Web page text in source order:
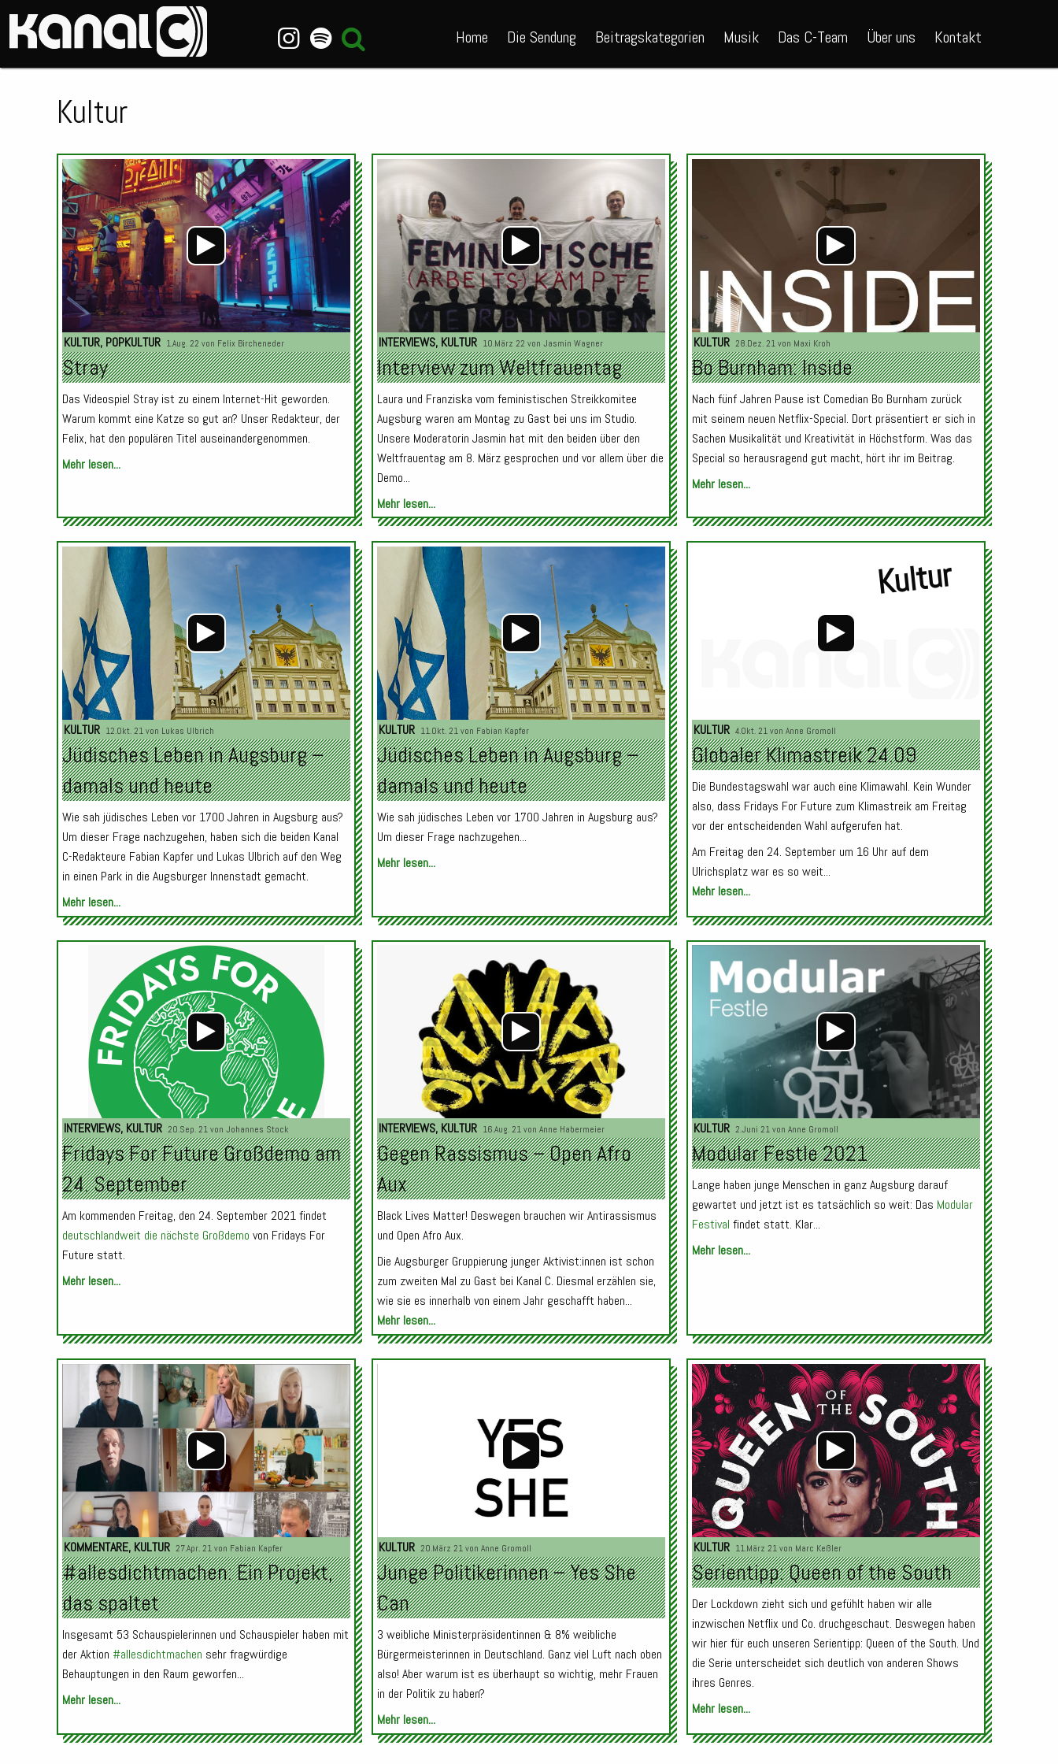
Home Die Sendung Beitragskategorien Musik Das C-Team Über uns Kontakt
Kultur
Audio-
Player
KULTUR, POPKULTUR 1.Aug. 22 von Felix Bircheneder
Stray
Das Videospiel Stray ist zu einem Internet-Hit geworden.
Warum kommt eine Katze so gut an? Unser Redakteur, der
Felix, hat den populären Titel auseinandergenommen.
Mehr lesen...
Audio-
Player
INTERVIEWS, KULTUR 10.März 22 von Jasmin Wagner
Interview zum Weltfrauentag
Laura und Franziska vom feministischen Streikkomitee
Augsburg waren am Montag zu Gast bei uns im Studio.
Unsere Moderatorin Jasmin hat mit den beiden über den
Weltfrauentag am 8. März gesprochen und vor allem über die
Demo...
Mehr lesen...
Audio-
Player
KULTUR 28.Dez. 21 von Maxi Kroh
Bo Burnham: Inside
Nach fünf Jahren Pause ist Comedian Bo Burnham zurück
mit seinem neuen Netflix-Special. Dort präsentiert er sich in
Sachen Musikalität und Kreativität in Höchstform. Was das
Special so herausragend gut macht, hört ihr im Beitrag.
Mehr lesen...
Audio-
Player
KULTUR 12.Okt. 21 von Lukas Ulbrich
Jüdisches Leben in Augsburg –
damals und heute
Wie sah jüdisches Leben vor 1700 Jahren in Augsburg aus?
Um dieser Frage nachzugehen, haben sich die beiden Kanal
C-Redakteure Fabian Kapfer und Lukas Ulbrich auf den Weg
in einen Park in die Augsburger Innenstadt gemacht.
Mehr lesen...
Audio-
Player
KULTUR 11.Okt. 21 von Fabian Kapfer
Jüdisches Leben in Augsburg –
damals und heute
Wie sah jüdisches Leben vor 1700 Jahren in Augsburg aus?
Um dieser Frage nachzugehen...
Mehr lesen...
Kultur
Player
KULTUR 4.Okt. 21 von Anne Gromoll
Globaler Klimastreik 24.09
Die Bundestagswahl war auch eine Klimawahl. Kein Wunder
also, dass Fridays For Future zum Klimastreik am Freitag
vor der entscheidenden Wahl aufgerufen hat.
Am Freitag den 24. September um 16 Uhr auf dem
Ulrichsplatz war es so weit...
Mehr lesen...
INTERVIEWS, KULTUR 20.Sep. 21 von Johannes Stock
Fridays For Future Großdemo am
24. September
Am kommenden Freitag, den 24. September 2021 findet
deutschlandweit die nächste Großdemo von Fridays For
Future statt.
Mehr lesen...
Audio-
Player
INTERVIEWS, KULTUR 16.Aug. 21 von Anne Habermeier
Gegen Rassismus – Open Afro
Aux
Black Lives Matter! Deswegen brauchen wir Antirassismus
und Open Afro Aux.
Die Augsburger Gruppierung junger Aktivist:innen ist schon
zum zweiten Mal zu Gast bei Kanal C. Diesmal erzählen sie,
wie sie es innerhalb von einem Jahr geschafft haben...
Mehr lesen...
Audio-
Player
KULTUR 2.Juni 21 von Anne Gromoll
Modular Festle 2021
Lange haben junge Menschen in ganz Augsburg darauf
gewartet und jetzt ist es tatsächlich so weit: Das Modular
Festival findet statt. Klar...
Mehr lesen...
Audio-
Player
KOMMENTARE, KULTUR 27.Apr. 21 von Fabian Kapfer
#allesdichtmachen: Ein Projekt,
das spaltet
Insgesamt 53 Schauspielerinnen und Schauspieler haben mit
der Aktion #allesdichtmachen sehr fragwürdige
Behauptungen in den Raum geworfen...
Mehr lesen...
Audio-
Player
KULTUR 20.März 21 von Anne Gromoll
Junge Politikerinnen – Yes She
Can
3 weibliche Ministerpräsidentinnen & 8% weibliche
Bürgermeisterinnen in Deutschland. Ganz viel Luft nach oben
also! Aber warum ist es überhaupt so wichtig, mehr Frauen
in der Politik zu haben?
Mehr lesen...
Audio-
Player
KULTUR 11.März 21 von Marc Keßler
Serientipp: Queen of the South
Der Lockdown zieht sich und gefühlt haben wir alle
inzwischen Netflix und Co. druchgeschaut. Deswegen haben
wir hier für euch unseren Serientipp: Queen of the South. Und
die Serie unterscheidet sich deutlich von anderen Shows
ihres Genres.
Mehr lesen...